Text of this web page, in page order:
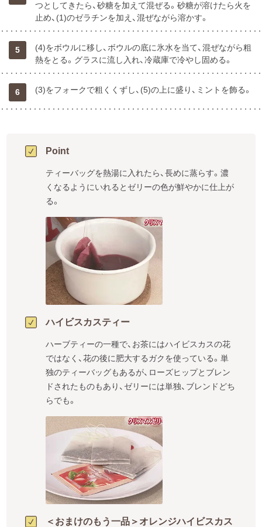
つとしてきたら、砂糖を加えて混ぜる。砂糖が溶けたら火を
止め、(1)のゼラチンを加え、混ぜながら溶かす。
5
(4)をボウルに移し、ボウルの底に氷水を当て、混ぜながら粗
熱をとる。グラスに流し入れ、冷蔵庫で冷やし固める。
6 (3)をフォークで粗くくずし、(5)の上に盛り、ミントを飾る。
Point
ティーバッグを熱湯に入れたら、長めに蒸らす。濃
くなるようにいれるとゼリーの色が鮮やかに仕上が
る。
ハイビスカスティー
ハーブティーの一種で、お茶にはハイビスカスの花
ではなく、花の後に肥大するガクを使っている。単
独のティーバッグもあるが、ローズヒップとブレン
ドされたものもあり、ゼリーには単独、ブレンドどち
らでも。
＜おまけのもう一品＞オレンジハイビスカス